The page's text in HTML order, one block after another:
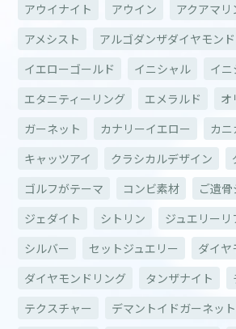
アウイナイト
アウイン アクアマリ
アメシスト
アルゴダンザダイヤモンド
イエローゴールド
イニシャル
イニ
エタニティーリング
エメラルド
オ
ガーネット
カナリーイエロー
カニ
キャッツアイ
クラシカルデザイン
ゴルフがテーマ
コンビ素材
ご遺
ジェダイト
シトリン
ジュエリーリ
シルバー
セットジュエリー
ダイヤ
ダイヤモンドリング
タンザナイト
テクスチャー
デマントイドガーネット